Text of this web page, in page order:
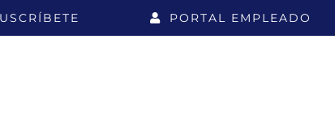
PORTAL EMPLEADO